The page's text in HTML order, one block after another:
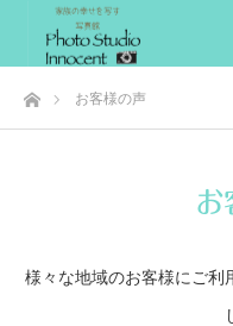
ホームお客様の声
お
様々な地域のお客様にご利